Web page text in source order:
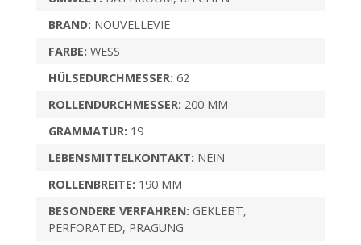
BRAND: NOUVELLEVIE
FARBE: WESS
HÜLSEDURCHMESSER: 62
ROLLENDURCHMESSER: 200 MM
GRAMMATUR: 19
LEBENSMITTELKONTAKT: NEIN
ROLLENBREITE: 190 MM
BESONDERE VERFAHREN: GEKLEBT,
PERFORATED, PRAGUNG